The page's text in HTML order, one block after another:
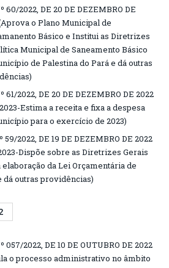
60/2022, DE 20 DE DEZEMBRO DE
o Plano Municipal de
Básico e Institui as Diretrizes
Municipal de Saneamento Básico
de Palestina do Pará e dá outras
61/2022, DE 20 DE DEZEMBRO DE 2022
Estima a receita e fixa a despesa
para o exercício de 2023)
59/2022, DE 19 DE DEZEMBRO DE 2022
Dispõe sobre as Diretrizes Gerais
elaboração da Lei Orçamentária de
dá outras providências)
057/2022, DE 10 DE OUTUBRO DE 2022
o processo administrativo no âmbito